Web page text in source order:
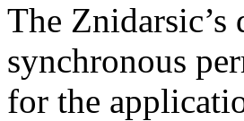
The
synchronous
for the